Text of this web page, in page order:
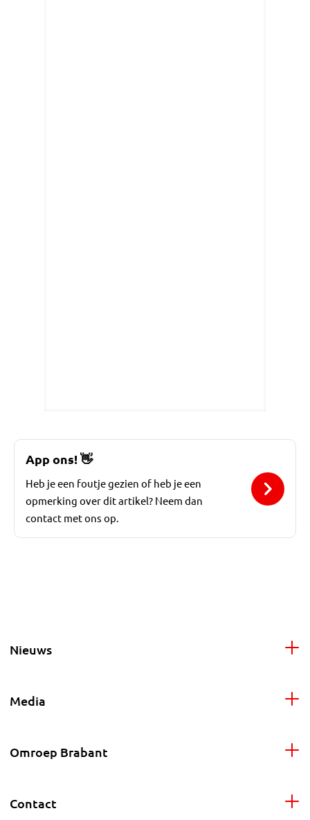
App ons!👋
Heb je een foutje gezien of heb je een
opmerking over dit artikel? Neem dan
contact met ons op.
Nieuws
Media
Omroep Brabant
Contact